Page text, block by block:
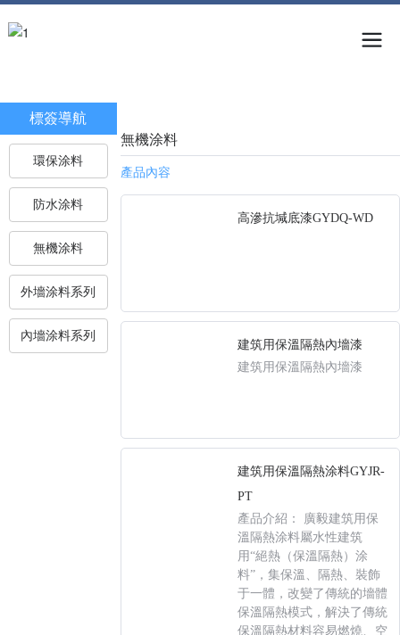
標簽導航
環保涂料
防水涂料
無機涂料
外墻涂料系列
內墻涂料系列
無機涂料
產品內容
高滲抗堿底漆GYDQ-WD
建筑用保溫隔熱內墻漆
建筑用保溫隔熱內墻漆
建筑用保溫隔熱涂料GYJR-
PT
產品介紹： 廣毅建筑用保
溫隔熱涂料屬水性建筑
用“絕熱（保溫隔熱）涂
料”，集保溫、隔熱、裝飾
于一體，改變了傳統的墻體
保溫隔熱模式，解決了傳統
保溫隔熱材料容易燃燒、空